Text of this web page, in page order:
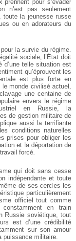
prennent pour s’évader
n’est pas seulement
toute la jeunesse russe
ou en adorateurs du
la survie du régime.
sociale, l’État doit
d’une telle situation est
qu’éprouvent les
est plus forte en
monde civilisé actuel,
une centaine de
envers le régime
en Russie, la
de gestion militaire de
aussi la terrifiante
conditions naturelles
prises pour obliger les
et la déportation de
forcé.
qui doit sans cesse
indépendante et toute
de ses cercles les
particulièrement
officiel tout comme
en train
Russie soviétique, tout
est d’une crédibilité
sur son amour
puissance militaire.